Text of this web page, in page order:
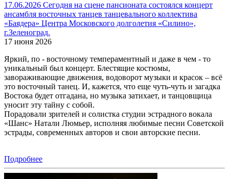
17.06.2026 Сегодня на сцене пансионата состоялся концерт
ансамбля восточных танцев танцевального коллектива
«Баядера» Центра Московского долголетия «Силино»,
г.Зеленоград.
17 июня 2026
Яркий, по - восточному темпераментный и даже в чем - то
уникальный был концерт. Блестящие костюмы,
завораживающие движения, водоворот музыки и красок – всё
это восточный танец. И, кажется, что еще чуть-чуть и загадка
Востока будет отгадана, но музыка затихает, и танцовщица
уносит эту тайну с собой.
Порадовали зрителей и солистка студии эстрадного вокала
«Шанс» Натали Люмьер, исполняя любимые песни Советской
эстрады, современных авторов и свои авторские песни.
Подробнее